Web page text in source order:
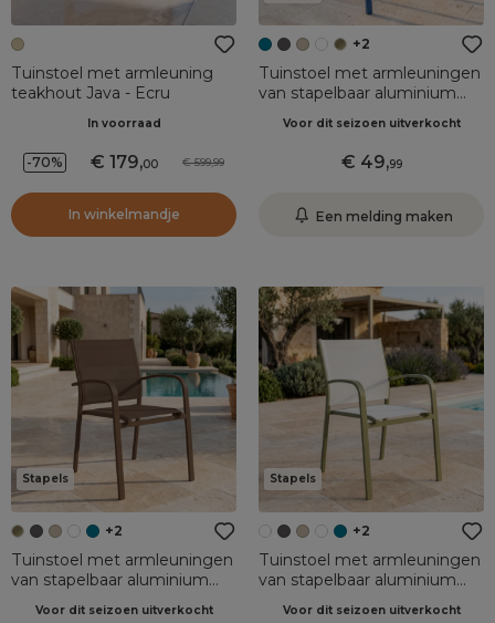
Tuinstoel met armleuning
teakhout Java - Ecru
In voorraad
-70% 179,00 599,99
In winkelmandje
+2
Tuinstoel met armleuningen
van stapelbaar aluminium
Voor dit seizoen uitverkocht
49,99
Een melding maken
Stapels
+2
Tuinstoel met armleuningen
van stapelbaar aluminium
Voor dit seizoen uitverkocht
Stapels
+2
Tuinstoel met armleuningen
van stapelbaar aluminium
Voor dit seizoen uitverkocht